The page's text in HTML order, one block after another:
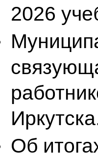
2026
Об